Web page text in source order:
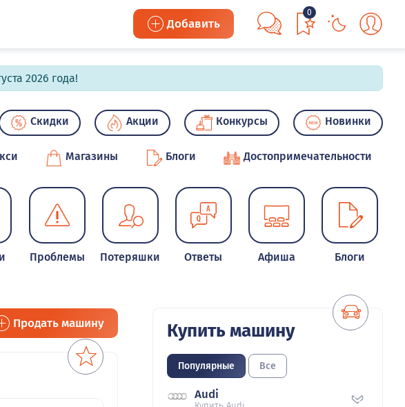
Добавить
0
2026 года!
Скидки Акции Конкурсы Новинки
Магазины Блоги Достопримечательности
Проблемы Потеряшки Ответы Афиша Блоги
Продать машину Купить машину
Популярные Все
Audi